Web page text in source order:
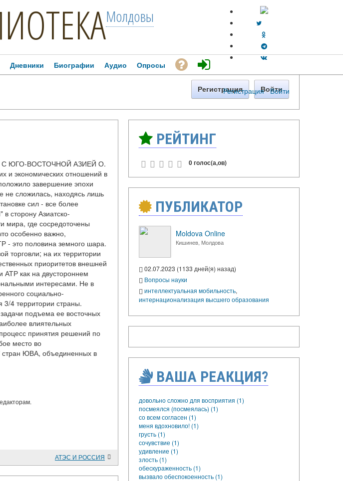
Молдовы
Регистрация · Войти
Дневники Биографии Аудио Опросы
Регистрация Войти
ЮГО-ВОСТОЧНОЙ АЗИЕЙ О.
экономических отношений в
завершение эпохи
сложилась, находясь лишь
сил - все более
сторону Азиатско-
мира, где сосредоточены
особенно важно,
- это половина земного шара.
торговли; на их территории
приоритетов внешней
АТР как на двустороннем
интересами. Не в
социально-
3/4 территории страны.
подъема ее восточных
влиятельных
принятия решений по
место во
стран ЮВА, объединенных в
АТЭС И РОССИЯ
РЕЙТИНГ
0 голос(а,ов)
ПУБЛИКАТОР
Moldova Online
Кишинев, Молдова
02.07.2023 (1133 дней(я) назад)
Вопросы науки
интеллектуальная мобильность,
интернационализация высшего образования
ВАША РЕАКЦИЯ?
довольно сложно для восприятия (1)
посмеялся (посмеялась) (1)
со всем согласен (1)
меня вдохновило! (1)
грусть (1)
сочувствие (1)
удивление (1)
злость (1)
обескураженность (1)
вызвало обеспокоенность (1)